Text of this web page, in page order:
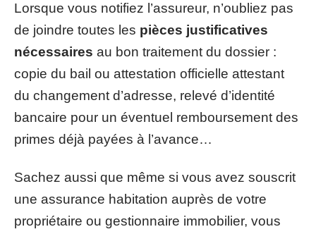
Lorsque vous notifiez l’assureur, n’oubliez pas
de joindre toutes les pièces justificatives
nécessaires au bon traitement du dossier :
copie du bail ou attestation officielle attestant
du changement d’adresse, relevé d’identité
bancaire pour un éventuel remboursement des
primes déjà payées à l’avance…
Sachez aussi que même si vous avez souscrit
une assurance habitation auprès de votre
propriétaire ou gestionnaire immobilier, vous